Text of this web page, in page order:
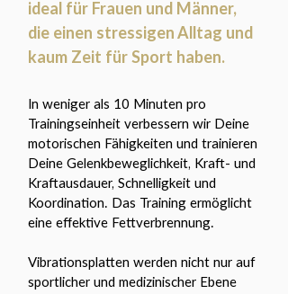
ideal für Frauen und Männer,
die einen stressigen Alltag und
kaum Zeit für Sport haben.
In weniger als 10 Minuten pro
Trainingseinheit verbessern wir Deine
motorischen Fähigkeiten und trainieren
Deine Gelenkbeweglichkeit, Kraft- und
Kraftausdauer, Schnelligkeit und
Koordination. Das Training ermöglicht
eine effektive Fettverbrennung.
Vibrationsplatten werden nicht nur auf
sportlicher und medizinischer Ebene